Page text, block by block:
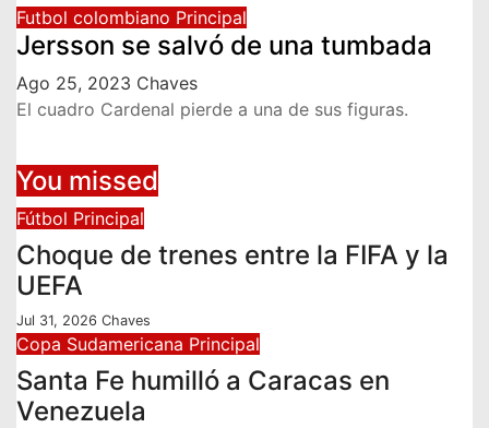
Futbol colombiano Principal
Jersson se salvó de una tumbada
Ago 25, 2023 Chaves
El cuadro Cardenal pierde a una de sus figuras.
You missed
Fútbol Principal
Choque de trenes entre la FIFA y la
UEFA
Jul 31, 2026 Chaves
Copa Sudamericana Principal
Santa Fe humilló a Caracas en
Venezuela